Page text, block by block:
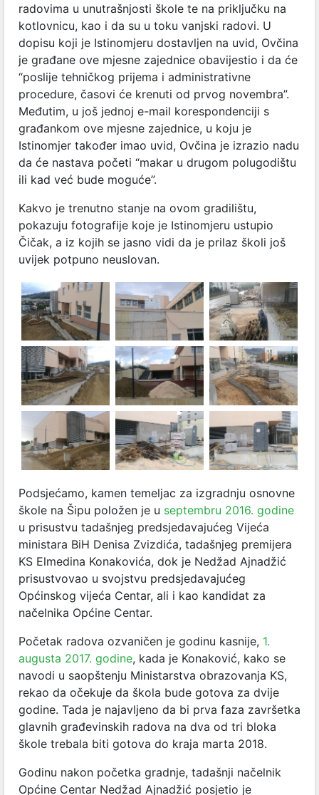
radovima u unutrašnjosti škole te na priključku na
kotlovnicu, kao i da su u toku vanjski radovi. U
dopisu koji je Istinomjeru dostavljen na uvid, Ovčina
je građane ove mjesne zajednice obavijestio i da će
“poslije tehničkog prijema i administrativne
procedure, časovi će krenuti od prvog novembra”.
Međutim, u još jednoj e-mail korespondenciji s
građankom ove mjesne zajednice, u koju je
Istinomjer također imao uvid, Ovčina je izrazio nadu
da će nastava početi “makar u drugom polugodištu
ili kad već bude moguće”.
Kakvo je trenutno stanje na ovom gradilištu,
pokazuju fotografije koje je Istinomjeru ustupio
Čičak, a iz kojih se jasno vidi da je prilaz školi još
uvijek potpuno neuslovan.
Podsjećamo, kamen temeljac za izgradnju osnovne
škole na Šipu položen je u septembru 2016. godine
u prisustvu tadašnjeg predsjedavajućeg Vijeća
ministara BiH Denisa Zvizdića, tadašnjeg premijera
KS Elmedina Konakovića, dok je Nedžad Ajnadžić
prisustvovao u svojstvu predsjedavajućeg
Općinskog vijeća Centar, ali i kao kandidat za
načelnika Općine Centar.
Početak radova ozvaničen je godinu kasnije, 1.
augusta 2017. godine, kada je Konaković, kako se
navodi u saopštenju Ministarstva obrazovanja KS,
rekao da očekuje da škola bude gotova za dvije
godine. Tada je najavljeno da bi prva faza završetka
glavnih građevinskih radova na dva od tri bloka
škole trebala biti gotova do kraja marta 2018.
Godinu nakon početka gradnje, tadašnji načelnik
Općine Centar Nedžad Ajnadžić posjetio je